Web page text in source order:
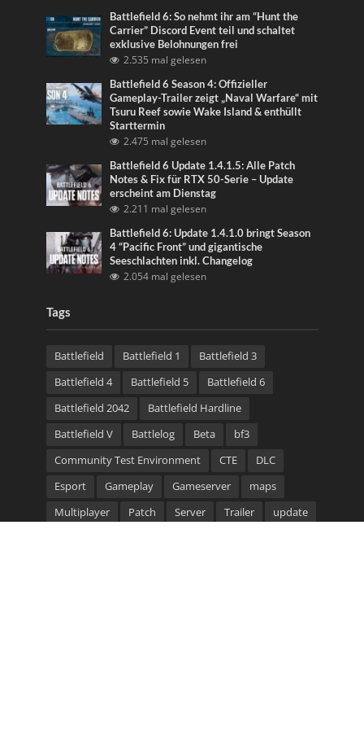
Battlefield 6: So nehmt ihr am “Hunt the
Carrier” Discord Event teil und schaltet
exklusive Belohnungen frei
2.535 mal gelesen
Battlefield 6 Season 4: Offizieller
Gameplay-Trailer zeigt „Naval Warfare“ mit
Tsuru Reef sowie Wake Island & enthüllt
Starttermin
2.475 mal gelesen
Battlefield 6 Update 1.4.1.5: Alle Patch
Notes & Fix für RTX 50-Serie – Update
erscheint am Dienstag
2.211 mal gelesen
Battlefield 6: Update 1.4.1.0 bringt Season
4 “Pacific Front” und gigantische
Seeschlachten inkl. Changelog
2.054 mal gelesen
Tags
Battlefield Battlefield 1
Battlefield 3
Battlefield 4
Battlefield 5
Battlefield 6
Battlefield 2042
Battlefield Hardline
Battlefield V
Battlelog Beta
bf3
Community Test Environment
CTE
DLC
Esport
Gameplay Gameserver
maps
Multiplayer
Patch Server Trailer
update